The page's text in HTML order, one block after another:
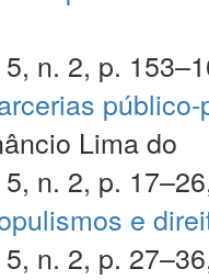
n. 2, p.
Lima do
n. 2, p.
e
n. 2, p.